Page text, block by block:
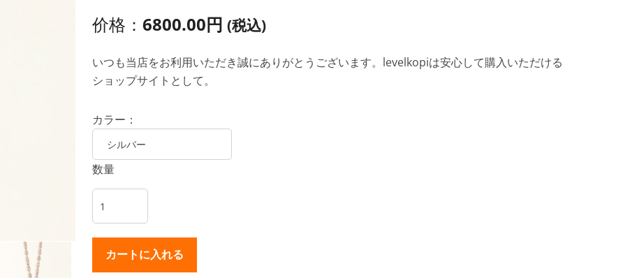
价格： 6800.00円 (税込)
いつも当店をお利用いただき誠にありがとうございます。levelkopiは安心して購入いただける
ショップサイトとして。
カラー：
数量